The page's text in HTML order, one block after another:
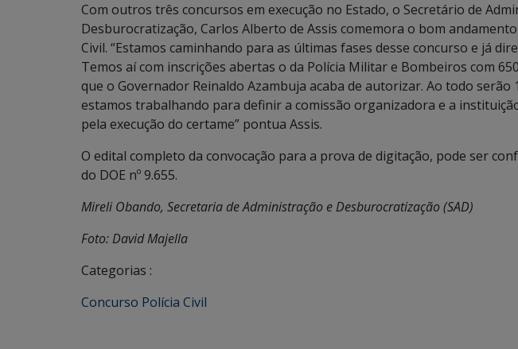
Com outros três concursos em execução no Estado, o Secretário de
Desburocratização, Carlos Alberto de Assis comemora o bom
Civil. “Estamos caminhando para as últimas fases desse concurso e já
Temos aí com inscrições abertas o da Polícia Militar e Bombeiros com
que o Governador Reinaldo Azambuja acaba de autorizar. Ao todo serão
estamos trabalhando para definir a comissão organizadora e a
pela execução do certame” pontua Assis.
O edital completo da convocação para a prova de digitação, pode ser
do DOE nº 9.655.
Mireli Obando, Secretaria de Administração e Desburocratização (SAD)
Foto: David Majella
Categorias :
Concurso Polícia Civil